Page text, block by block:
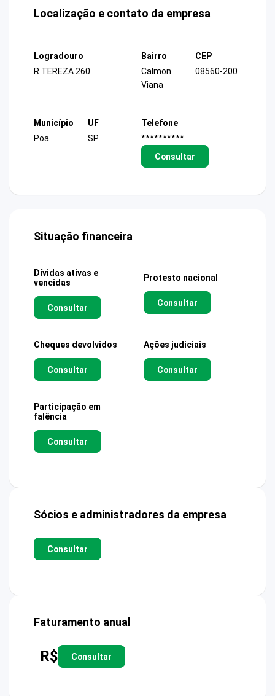
Localização e contato da empresa
Logradouro
R TEREZA 260
Bairro
Calmon
Viana
CEP
08560-200
Município
Poa
UF
SP
Telefone
**********
Consultar
Situação financeira
Dívidas ativas e
vencidas
Consultar
Protesto nacional
Consultar
Cheques devolvidos
Consultar
Ações judiciais
Consultar
Participação em
falência
Consultar
Sócios e administradores da empresa
Consultar
Faturamento anual
R$ Consultar